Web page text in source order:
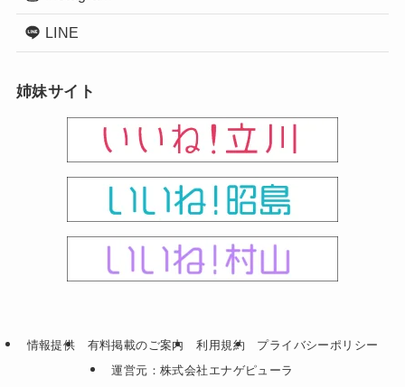
LINE
姉妹サイト
情報提供 有料掲載のご案内 利用規約
プライバシーポリシー
運営元：株式会社エナゲピューラ